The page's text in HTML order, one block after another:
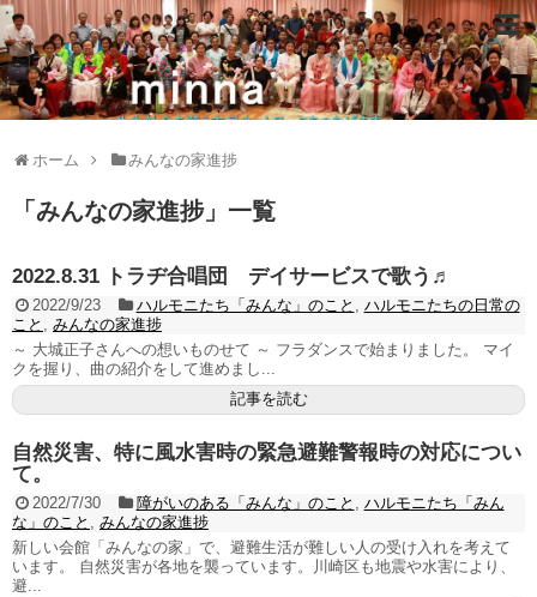
ホーム みんなの家進捗
「 みんなの家進捗」 一覧
2022.8.31 トラヂ合唱団 デイサービスで歌う♬
2022/9/23 ハルモニたち「みんな」のこと , ハルモニたちの日常の
こと , みんなの家進捗
～ 大城正子さんへの想いものせて ～ フラダンスで始まりました。 マイ
クを握り、曲の紹介をして進めまし...
記事を読む
自然災害、特に風水害時の緊急避難警報時の対応につい
て。
2022/7/30 障がいのある「みんな」のこと , ハルモニたち「みん
な」のこと , みんなの家進捗
新しい会館「みんなの家」で、避難生活が難しい人の受け入れを考えて
います。 自然災害が各地を襲っています。川崎区も地震や水害により、
避...